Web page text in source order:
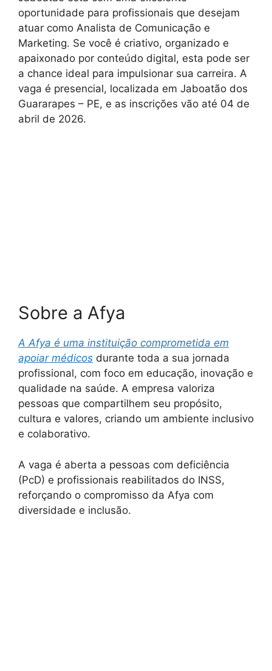
oportunidade para profissionais que desejam
atuar como Analista de Comunicação e
Marketing. Se você é criativo, organizado e
apaixonado por conteúdo digital, esta pode ser
a chance ideal para impulsionar sua carreira. A
vaga é presencial, localizada em Jaboatão dos
Guararapes – PE, e as inscrições vão até 04 de
abril de 2026.
Sobre a Afya
A Afya é uma instituição comprometida em
apoiar médicos durante toda a sua jornada
profissional, com foco em educação, inovação e
qualidade na saúde. A empresa valoriza
pessoas que compartilhem seu propósito,
cultura e valores, criando um ambiente inclusivo
e colaborativo.
A vaga é aberta a pessoas com deficiência
(PcD) e profissionais reabilitados do INSS,
reforçando o compromisso da Afya com
diversidade e inclusão.